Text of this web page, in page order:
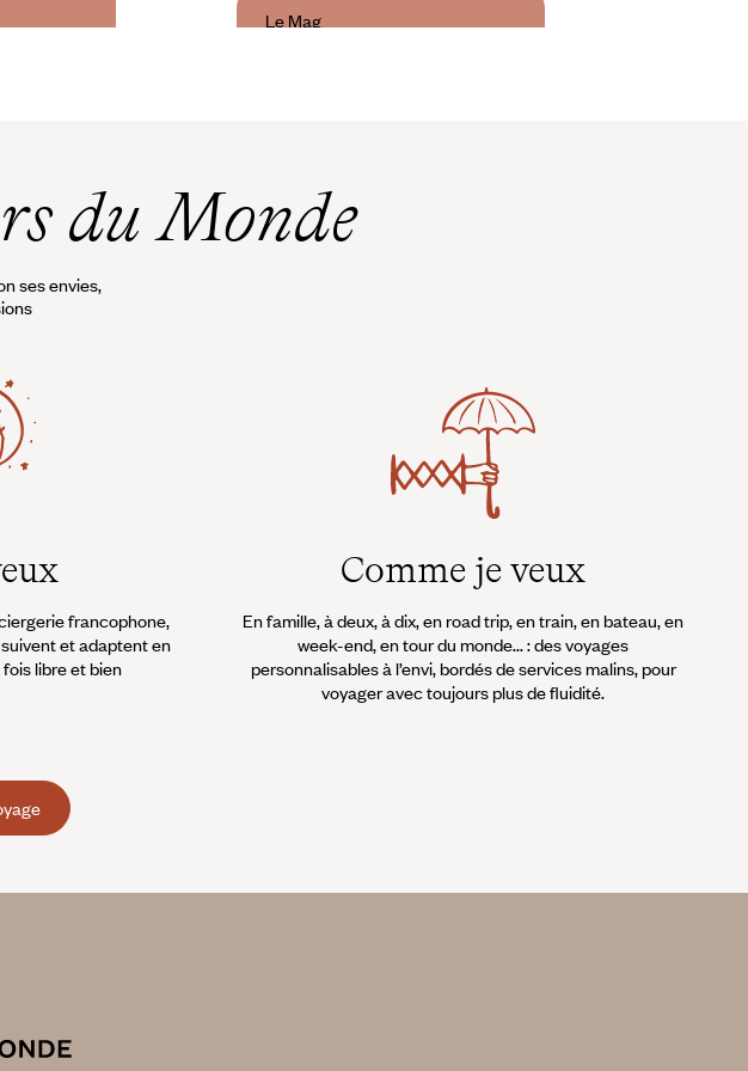
Le Mag
du Monde
ses envies,
francophone,
et adaptent en
libre et bien
Comme je veux
En famille, à deux, à dix, en road trip, en train, en bateau, en
week-end, en tour du monde... : des voyages
personnalisables à l’envi, bordés de services malins, pour
voyager avec toujours plus de fluidité.